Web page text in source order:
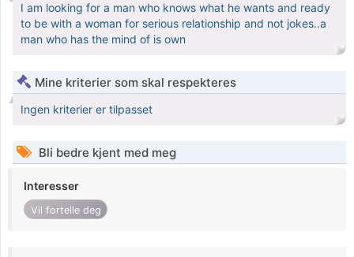
I am looking for a man who knows what he wants and ready
to be with a woman for serious relationship and not jokes..a
man who has the mind of is own
Mine kriterier som skal respekteres
Ingen kriterier er tilpasset
Bli bedre kjent med meg
Interesser
Vil fortelle deg